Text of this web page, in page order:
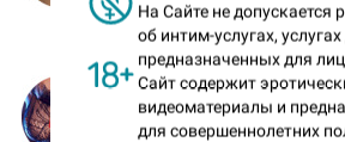
На Сайте не
об интим-услугах,
предназначенных для
Сайт содержит
видеоматериалы и
для совершеннолетних
Алиса («I-Spa»)
13 голосов